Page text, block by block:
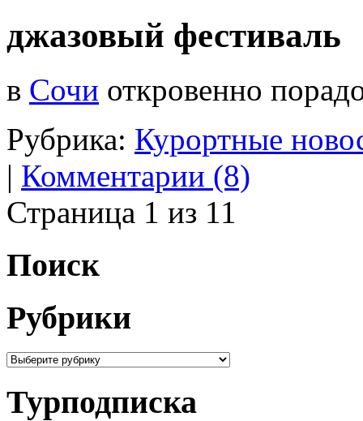
джазовый фестиваль
в Сочи откровенно
Рубрика: Курортные
| Комментарии (8)
Страница 1 из 11
Поиск
Рубрики
Турподписка